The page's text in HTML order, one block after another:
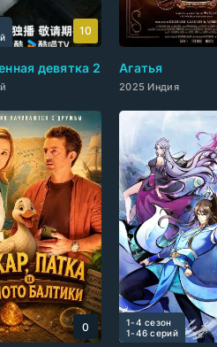
девятка 2
10
Агатья
2025 Индия
0
1-4 сезон
1-46 cерий